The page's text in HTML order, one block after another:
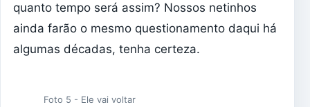
quanto tempo será assim? Nossos netinhos
ainda farão o mesmo questionamento daqui há
algumas décadas, tenha certeza.
Foto 5 - Ele vai voltar